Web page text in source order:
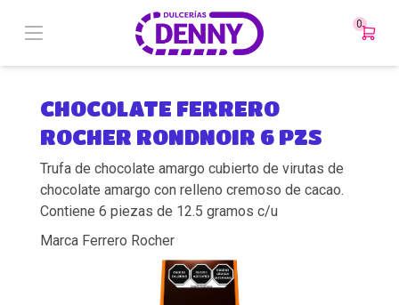
0
CHOCOLATE FERRERO
ROCHER RONDNOIR 6 PZS
Trufa de chocolate amargo cubierto de virutas de
chocolate amargo con relleno cremoso de cacao.
Contiene 6 piezas de 12.5 gramos c/u
Marca Ferrero Rocher